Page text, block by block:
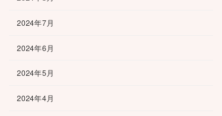
2024年7月
2024年6月
2024年5月
2024年4月